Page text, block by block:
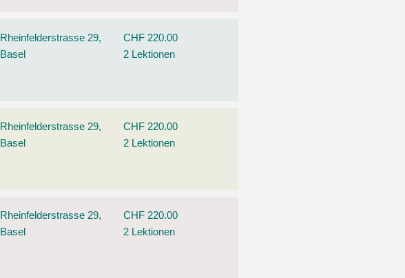
Rheinfelderstrasse 29,
Basel
CHF 220.00
2 Lektionen
Rheinfelderstrasse 29,
Basel
CHF 220.00
2 Lektionen
Rheinfelderstrasse 29,
Basel
CHF 220.00
2 Lektionen